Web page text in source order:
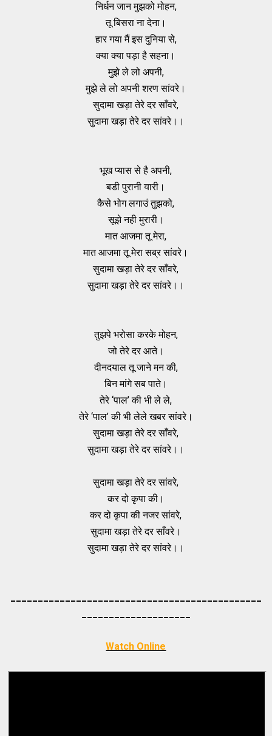
निर्धन जान मुझको मोहन,
तू बिसरा ना देना।
हार गया मैं इस दुनिया से,
क्या क्या पड़ा है सहना।
मुझे ले लो अपनी,
मुझे ले लो अपनी शरण सांवरे।
सुदामा खड़ा तेरे दर साँवरे,
सुदामा खड़ा तेरे दर सांवरे।।
भूख प्यास से है अपनी,
बडी पुरानी यारी।
कैसे भोग लगाउं तुझको,
सूझे नही मुरारी।
मात आजमा तू मेरा,
मात आजमा तू मेरा सब्र सांवरे।
सुदामा खड़ा तेरे दर साँवरे,
सुदामा खड़ा तेरे दर सांवरे।।
तुझपे भरोसा करके मोहन,
जो तेरे दर आते।
दीनदयाल तू जाने मन की,
बिन मांगे सब पाते।
तेरे ‘पाल’ की भी ले ले,
तेरे ‘पाल’ की भी लेले खबर सांवरे।
सुदामा खड़ा तेरे दर साँवरे,
सुदामा खड़ा तेरे दर सांवरे।।
सुदामा खड़ा तेरे दर सांवरे,
कर दो कृपा की।
कर दो कृपा की नजर सांवरे,
सुदामा खड़ा तेरे दर साँवरे।
सुदामा खड़ा तेरे दर सांवरे।।
Watch Online